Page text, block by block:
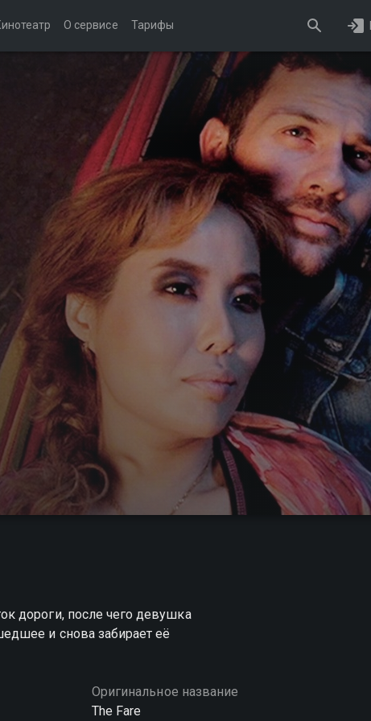
О сервисе Тарифы
дороги, после чего девушка
и снова забирает её
Оригинальное название
The Fare